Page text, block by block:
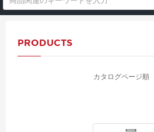
PRODUCTS
カタログページ順